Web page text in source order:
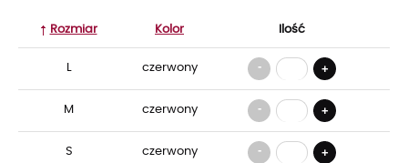
Rozmiar Kolor Ilość
L czerwony - +
M czerwony - +
S czerwony - +